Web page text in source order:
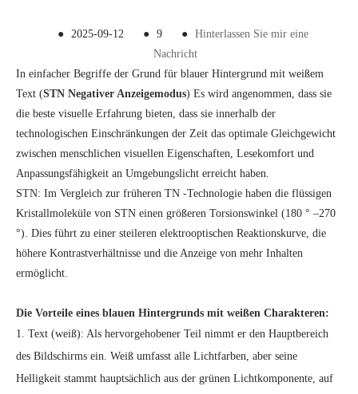
● 2025-09-12 ● 9 ● Hinterlassen Sie mir eine
Nachricht
In einfacher Begriffe der Grund für blauer Hintergrund mit weißem
Text (STN Negativer Anzeigemodus) Es wird angenommen, dass sie
die beste visuelle Erfahrung bieten, dass sie innerhalb der
technologischen Einschränkungen der Zeit das optimale Gleichgewicht
zwischen menschlichen visuellen Eigenschaften, Lesekomfort und
Anpassungsfähigkeit an Umgebungslicht erreicht haben.
STN: Im Vergleich zur früheren TN -Technologie haben die flüssigen
Kristallmoleküle von STN einen größeren Torsionswinkel (180 ° –270
°). Dies führt zu einer steileren elektrooptischen Reaktionskurve, die
höhere Kontrastverhältnisse und die Anzeige von mehr Inhalten
ermöglicht.
Die Vorteile eines blauen Hintergrunds mit weißen Charakteren:
1. Text (weiß): Als hervorgehobener Teil nimmt er den Hauptbereich
des Bildschirms ein. Weiß umfasst alle Lichtfarben, aber seine
Helligkeit stammt hauptsächlich aus der grünen Lichtkomponente, auf